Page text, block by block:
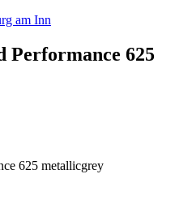
am Inn
Performance 625